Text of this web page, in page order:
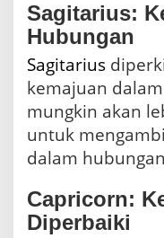
Sagitarius:
Hubungan
Sagitarius
kemajuan
mungkin akan
untuk
dalam
Capricorn:
Diperbaiki